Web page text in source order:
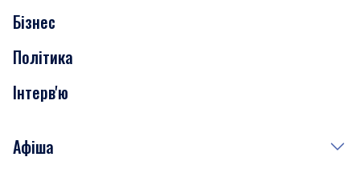
Транспорт
Бізнес
Політика
Інтерв'ю
Афіша